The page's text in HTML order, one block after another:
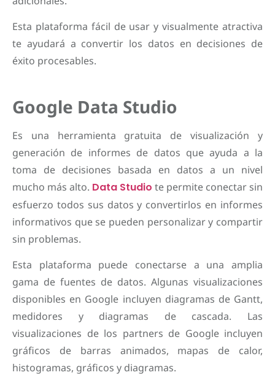
Esta plataforma fácil de usar y visualmente atractiva
te ayudará a convertir los datos en decisiones de
éxito procesables.
Google Data Studio
Es una herramienta gratuita de visualización y
generación de informes de datos que ayuda a la
toma de decisiones basada en datos a un nivel
mucho más alto. Data Studio te permite conectar sin
esfuerzo todos sus datos y convertirlos en informes
informativos que se pueden personalizar y compartir
sin problemas.
Esta plataforma puede conectarse a una amplia
gama de fuentes de datos. Algunas visualizaciones
disponibles en Google incluyen diagramas de Gantt,
medidores y diagramas de cascada. Las
visualizaciones de los partners de Google incluyen
gráficos de barras animados, mapas de calor,
histogramas, gráficos y diagramas.